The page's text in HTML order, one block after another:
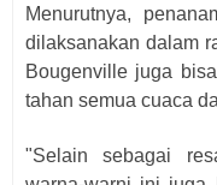
Menurutnya,
dilaksanakan dalam
Bougenville juga
tahan semua cuaca
"Selain sebagai